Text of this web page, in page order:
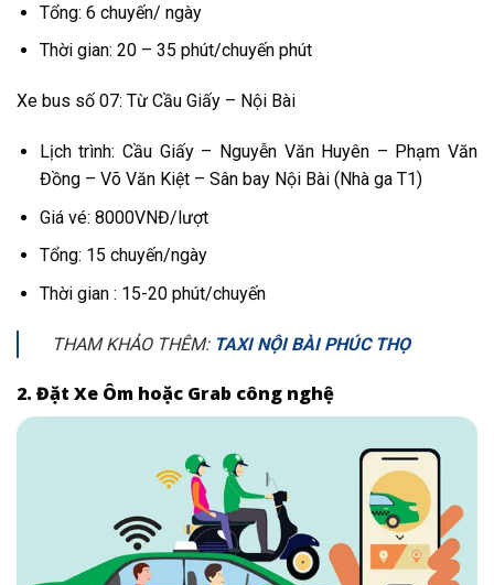
Tổng: 6 chuyến/ ngày
Thời gian: 20 – 35 phút/chuyến phút
Xe bus số 07: Từ Cầu Giấy – Nội Bài
Lịch trình: Cầu Giấy – Nguyễn Văn Huyên – Phạm Văn
Đồng – Võ Văn Kiệt – Sân bay Nội Bài (Nhà ga T1)
Giá vé: 8000VNĐ/lượt
Tổng: 15 chuyến/ngày
Thời gian : 15-20 phút/chuyến
THAM KHẢO THÊM: TAXI NỘI BÀI PHÚC THỌ
2. Đặt Xe Ôm hoặc Grab công nghệ